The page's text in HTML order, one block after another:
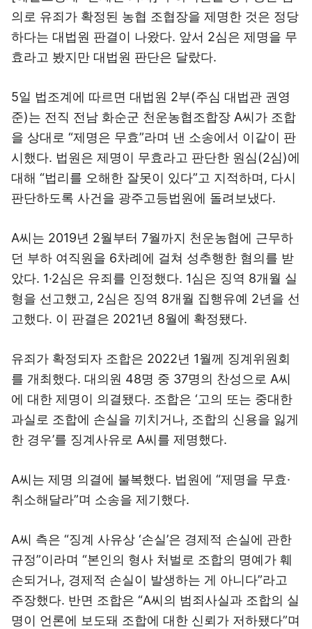
의로 유죄가 확정된 농협 조협장을 제명한 것은 정당
하다는 대법원 판결이 나왔다. 앞서 2심은 제명을 무
효라고 봤지만 대법원 판단은 달랐다.
5일 법조계에 따르면 대법원 2부(주심 대법관 권영
준)는 전직 전남 화순군 천운농협조합장 A씨가 조합
을 상대로 “제명은 무효”라며 낸 소송에서 이같이 판
시했다. 법원은 제명이 무효라고 판단한 원심(2심)에
대해 “법리를 오해한 잘못이 있다”고 지적하며, 다시
판단하도록 사건을 광주고등법원에 돌려보냈다.
A씨는 2019년 2월부터 7월까지 천운농협에 근무하
던 부하 여직원을 6차례에 걸쳐 성추행한 혐의를 받
았다. 1·2심은 유죄를 인정했다. 1심은 징역 8개월 실
형을 선고했고, 2심은 징역 8개월 집행유예 2년을 선
고했다. 이 판결은 2021년 8월에 확정됐다.
유죄가 확정되자 조합은 2022년 1월께 징계위원회
를 개최했다. 대의원 48명 중 37명의 찬성으로 A씨
에 대한 제명이 의결됐다. 조합은 ‘고의 또는 중대한
과실로 조합에 손실을 끼치거나, 조합의 신용을 잃게
한 경우’를 징계사유로 A씨를 제명했다.
A씨는 제명 의결에 불복했다. 법원에 “제명을 무효·
취소해달라”며 소송을 제기했다.
A씨 측은 “징계 사유상 ‘손실’은 경제적 손실에 관한
규정”이라며 “본인의 형사 처벌로 조합의 명예가 훼
손되거나, 경제적 손실이 발생하는 게 아니다”라고
주장했다. 반면 조합은 “A씨의 범죄사실과 조합의 실
명이 언론에 보도돼 조합에 대한 신뢰가 저하됐다”며